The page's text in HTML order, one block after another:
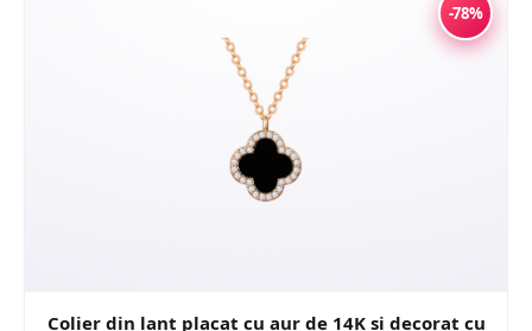
-78%
Colier din lant placat cu aur de 14K si decorat cu